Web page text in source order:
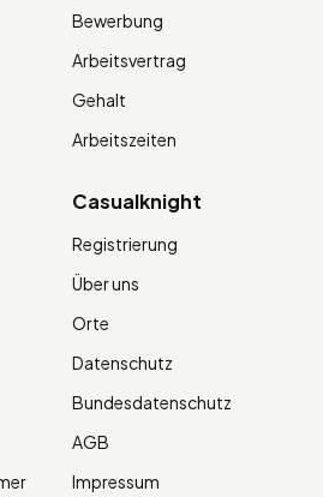
Bewerbung
Arbeitsvertrag
Gehalt
Arbeitszeiten
Casualknight
Registrierung
Über uns
Orte
Datenschutz
Bundesdatenschutz
AGB
Impressum